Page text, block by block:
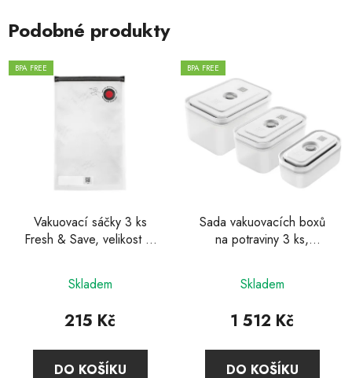
Podobné produkty
BPA FREE
Vakuovací sáčky 3 ks
Fresh & Save, velikost L,
Skladem
215 Kč
DO KOŠÍKU
BPA FREE
Sada vakuovacích boxů
na potraviny 3 ks,
Zwilling
Skladem
1 512 Kč
DO KOŠÍKU